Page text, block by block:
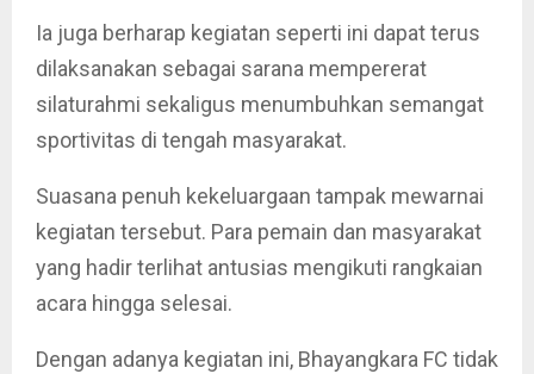
Ia juga berharap kegiatan seperti ini dapat terus
dilaksanakan sebagai sarana mempererat
silaturahmi sekaligus menumbuhkan semangat
sportivitas di tengah masyarakat.
Suasana penuh kekeluargaan tampak mewarnai
kegiatan tersebut. Para pemain dan masyarakat
yang hadir terlihat antusias mengikuti rangkaian
acara hingga selesai.
Dengan adanya kegiatan ini, Bhayangkara FC tidak